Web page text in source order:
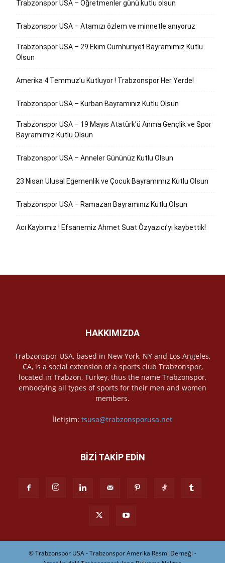
Trabzonspor USA – Öğretmenler günü kutlu olsun
Trabzonspor USA – Atamızı özlem ve minnetle anıyoruz
Trabzonspor USA – 29 Ekim Cumhuriyet Bayramımız Kutlu
Olsun
Amerika 4 Temmuz’u Kutluyor ! Trabzonspor Her Yerde!
Trabzonspor USA – Kurban Bayramınız Kutlu Olsun
Trabzonspor USA – 19 Mayıs Atatürk’ü Anma Gençlik ve Spor
Bayramımız Kutlu Olsun
Trabzonspor USA – Anneler Gününüz Kutlu Olsun
23 Nisan Ulusal Egemenlik ve Çocuk Bayramımız Kutlu Olsun
Trabzonspor USA – Ramazan Bayramınız Kutlu Olsun
Acı Kaybımız ! Efsanemiz Ahmet Suat Özyazıcı’yı kaybettik!
HAKKIMIZDA
Trabzonspor USA, based in New York, NY and Los Angeles,
CA, is a social extension of a sports club Trabzonspor,
located in Trabzon, Turkey, thus the name Trabzonspor,
embodying all types of sports for their men and women
members.
İletişim: tsusa@trabzonsporusa.net
BİZİ TAKİP EDİN
© Trabzonspor USA - Trabzonspor Amerika Resmi Derneği -